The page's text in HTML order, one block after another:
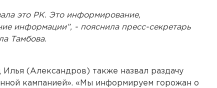
это РК. Это информирование,
информации”, - пояснила пресс-секретарь
Тамбова.
Илья (Александров) также назвал раздачу
кампанией». «Мы информируем горожан о